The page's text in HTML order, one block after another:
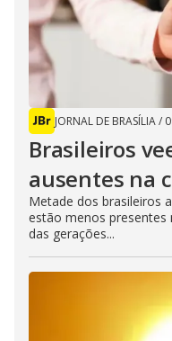
JORNAL DE BRASÍLIA/
Brasileiros
ausentes na
Metade dos brasileiros
estão menos presentes
das gerações...